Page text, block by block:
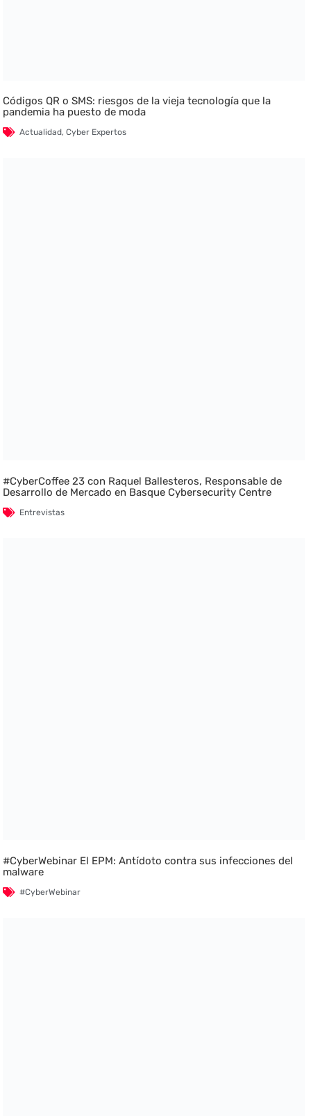
Códigos QR o SMS: riesgos de la vieja tecnología que la
pandemia ha puesto de moda
Actualidad,Cyber Expertos
#CyberCoffee 23 con Raquel Ballesteros, Responsable de
Desarrollo de Mercado en Basque Cybersecurity Centre
Entrevistas
#CyberWebinar El EPM: Antídoto contra sus infecciones del
malware
#CyberWebinar